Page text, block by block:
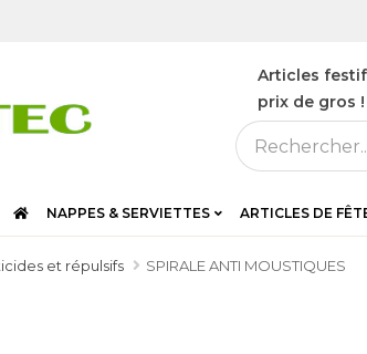
Articles
prix de gros !
NAPPES & SERVIETTES ARTICLES DE
et répulsifs SPIRALE ANTI MOUSTIQUES